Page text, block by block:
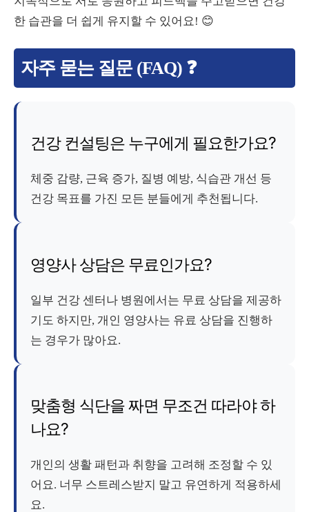
한 습관을 더 쉽게 유지할 수 있어요! 😊
자주 묻는 질문 (FAQ) ❓
건강 컨설팅은 누구에게 필요한가요?
체중 감량, 근육 증가, 질병 예방, 식습관 개선 등
건강 목표를 가진 모든 분들에게 추천됩니다.
영양사 상담은 무료인가요?
일부 건강 센터나 병원에서는 무료 상담을 제공하
기도 하지만, 개인 영양사는 유료 상담을 진행하
는 경우가 많아요.
맞춤형 식단을 짜면 무조건 따라야 하
나요?
개인의 생활 패턴과 취향을 고려해 조정할 수 있
어요. 너무 스트레스받지 말고 유연하게 적용하세
요.